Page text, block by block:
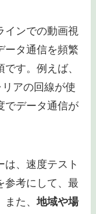
インでの動画視
ータ通信を頻繁
す。例えば、
アの回線が使
でデータ通信が
は、速度テスト
参考にして、最
また、地域や場